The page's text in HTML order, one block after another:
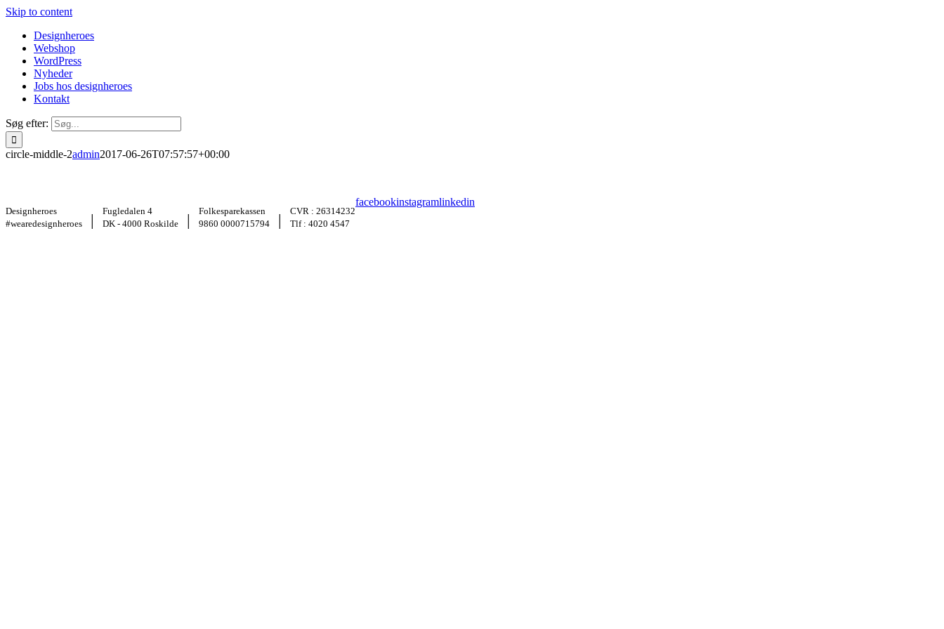
Skip to content
Designheroes
Webshop
WordPress
Nyheder
Jobs hos designheroes
Kontakt
Søg efter:
circle-middle-2admin2017-06-26T07:57:57+00:00
Designheroes
#wearedesignheroes
|
Fugledalen 4
DK - 4000 Roskilde
|
Folkesparekassen
9860 0000715794
|
CVR : 26314232
Tlf : 4020 4547
facebookinstagramlinkedin